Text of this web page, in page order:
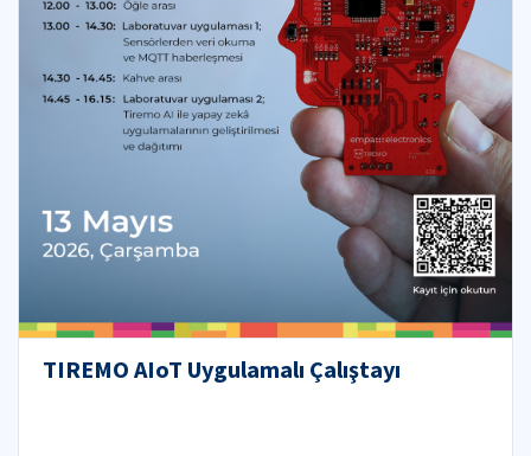
TIREMO AIoT Uygulamalı Çalıştayı